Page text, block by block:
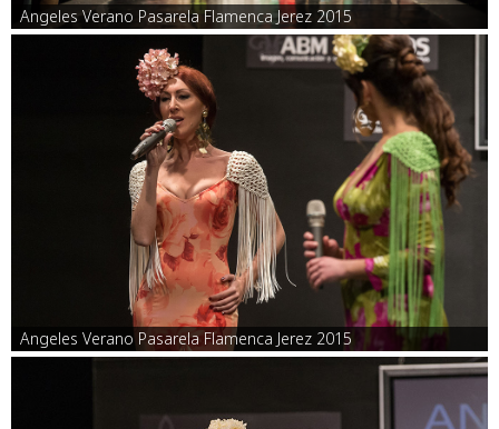
Angeles Verano Pasarela Flamenca Jerez 2015
Angeles Verano Pasarela Flamenca Jerez 2015